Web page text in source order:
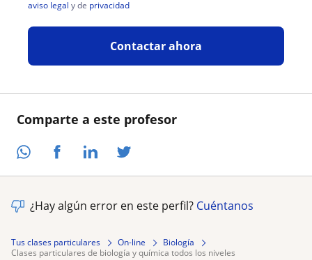
Comparte a este profesor
aviso legal y de privacidad
Contactar ahora
¿Hay algún error en este perfil? Cuéntanos
Tus clases particulares On-line
Biología
clases particulares de biología y química todos los niveles